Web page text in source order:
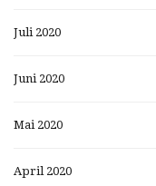
Juli 2020
Juni 2020
Mai 2020
April 2020